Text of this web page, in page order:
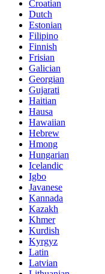
Croatian
Dutch
Estonian
Filipino
Finnish
Frisian
Galician
Georgian
Gujarati
Haitian
Hausa
Hawaiian
Hebrew
Hmong
Hungarian
Icelandic
Igbo
Javanese
Kannada
Kazakh
Khmer
Kurdish
Kyrgyz
Latin
Latvian